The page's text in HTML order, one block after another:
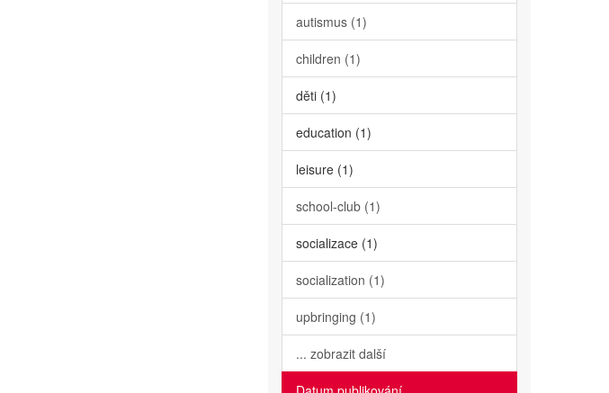
autismus (1)
children (1)
děti (1)
education (1)
leisure (1)
school-club (1)
socializace (1)
socialization (1)
upbringing (1)
... zobrazit další